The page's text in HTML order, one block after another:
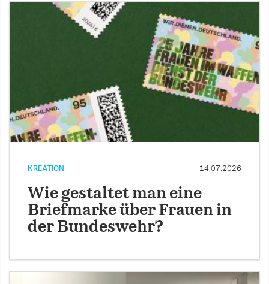
KREATION 14.07.2026
Wie gestaltet man eine
Briefmarke über Frauen in
der Bundeswehr?